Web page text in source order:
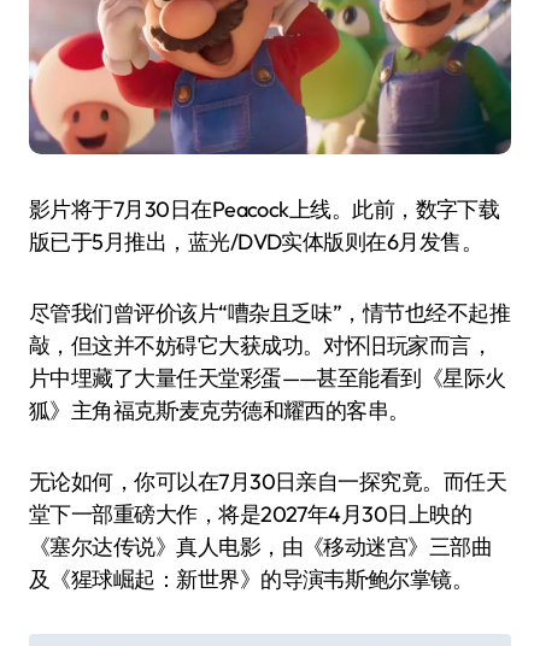
影片将于7月30日在Peacock上线。此前，数字下载
版已于5月推出，蓝光/DVD实体版则在6月发售。
尽管我们曾评价该片“嘈杂且乏味”，情节也经不起推
敲，但这并不妨碍它大获成功。对怀旧玩家而言，
片中埋藏了大量任天堂彩蛋——甚至能看到《星际火
狐》主角福克斯·麦克劳德和耀西的客串。
无论如何，你可以在7月30日亲自一探究竟。而任天
堂下一部重磅大作，将是2027年4月30日上映的
《塞尔达传说》真人电影，由《移动迷宫》三部曲
及《猩球崛起：新世界》的导演韦斯·鲍尔掌镜。